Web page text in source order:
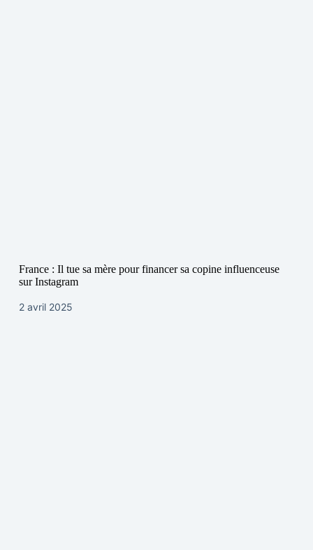
France : Il tue sa mère pour financer sa copine influenceuse
sur Instagram
2 avril 2025